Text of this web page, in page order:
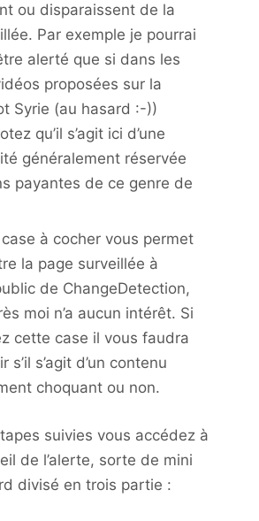
ou disparaissent de la
Par exemple je pourrai
alerté que si dans les
proposées sur la
Syrie (au hasard :-))
qu’il s’agit ici d’une
généralement réservée
payantes de ce genre de
à cocher vous permet
la page surveillée à
de ChangeDetection,
moi n’a aucun intérêt. Si
cette case il vous faudra
s’il s’agit d’un contenu
choquant ou non.
suivies vous accédez à
de l’alerte, sorte de mini
divisé en trois partie :